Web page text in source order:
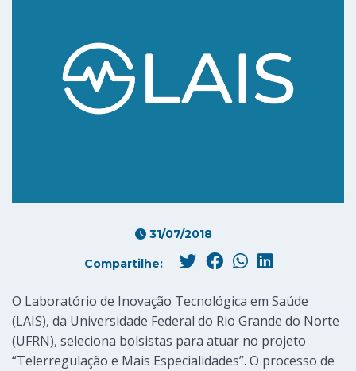
31/07/2018
Compartilhe:
O Laboratório de Inovação Tecnológica em Saúde
(LAIS), da Universidade Federal do Rio Grande do Norte
(UFRN), seleciona bolsistas para atuar no projeto
“Telerregulação e Mais Especialidades”. O processo de